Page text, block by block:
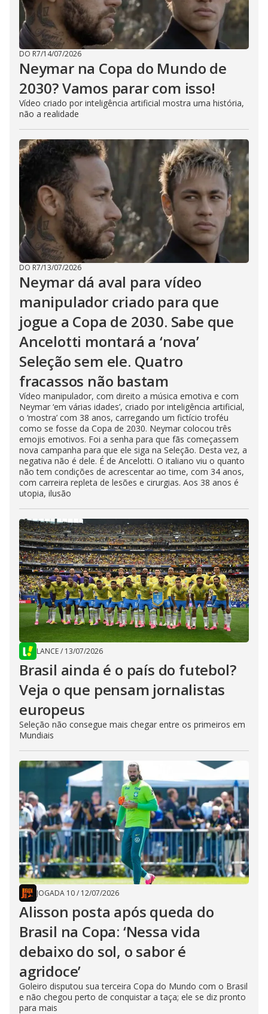
DO R7/14/07/2026
Neymar na Copa do Mundo de
2030? Vamos parar com isso!
Vídeo criado por inteligência artificial mostra uma história,
não a realidade
DO R7/13/07/2026
Neymar dá aval para vídeo
manipulador criado para que
jogue a Copa de 2030. Sabe que
Ancelotti montará a ‘nova’
Seleção sem ele. Quatro
fracassos não bastam
Vídeo manipulador, com direito a música emotiva e com
Neymar ‘em várias idades’, criado por inteligência artificial,
o ‘mostra’ com 38 anos, carregando um fictício troféu
como se fosse da Copa de 2030. Neymar colocou três
emojis emotivos. Foi a senha para que fãs começassem
nova campanha para que ele siga na Seleção. Desta vez, a
negativa não é dele. É de Ancelotti. O italiano viu o quanto
não tem condições de acrescentar ao time, com 34 anos,
com carreira repleta de lesões e cirurgias. Aos 38 anos é
utopia, ilusão
LANCE/ 13/07/2026
Brasil ainda é o país do futebol?
Veja o que pensam jornalistas
europeus
Seleção não consegue mais chegar entre os primeiros em
Mundiais
JOGADA 10/ 12/07/2026
Alisson posta após queda do
Brasil na Copa: ‘Nessa vida
debaixo do sol, o sabor é
agridoce’
Goleiro disputou sua terceira Copa do Mundo com o Brasil
e não chegou perto de conquistar a taça; ele se diz pronto
para mais